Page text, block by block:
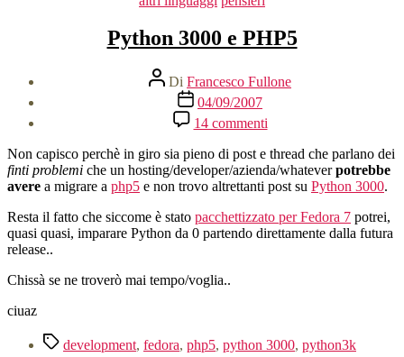
Python 3000 e PHP5
Autore
articolo
Di Francesco Fullone
Data
dell'articolo
04/09/2007
14 commentisu
Python
3000
e
PHP5
Non capisco perchè in giro sia pieno di post e thread che parlano dei
finti problemi che un hosting/developer/azienda/whateverpotrebbe
avere a migrare a php5 e non trovo altrettanti post su Python 3000.
Resta il fatto che siccome è stato pacchettizzato per Fedora 7 potrei,
quasi quasi, imparare Python da 0 partendo direttamente dalla futura
release..
Chissà se ne troverò mai tempo/voglia..
ciuaz
Tag development, fedora, php5, python 3000, python3k